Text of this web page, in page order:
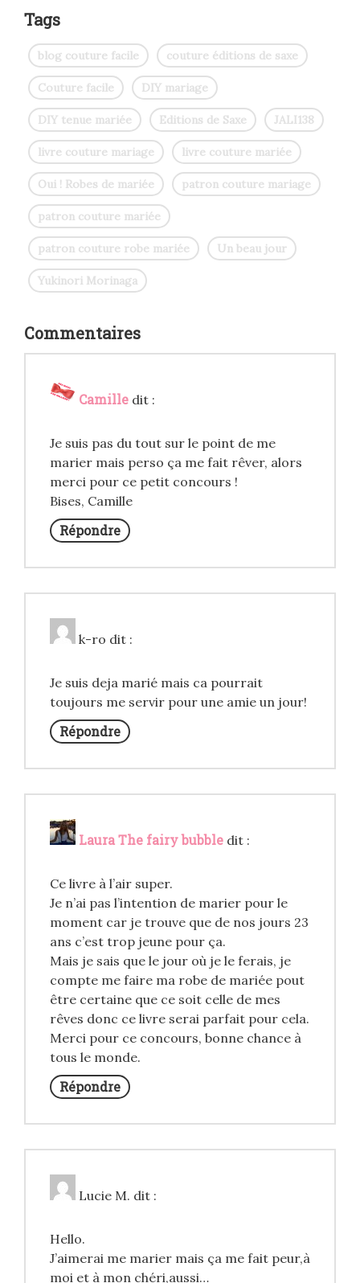
Tags
blog couture facile couture éditions de saxe
Couture facile DIY mariage
DIY tenue mariée Editions de Saxe JALI138
livre couture mariage livre couture mariée
Oui ! Robes de mariée patron couture mariage
patron couture mariée
patron couture robe mariée Un beau jour
Yukinori Morinaga
Commentaires
Camille dit :
Je suis pas du tout sur le point de me
marier mais perso ça me fait rêver, alors
merci pour ce petit concours !
Bises, Camille
Répondre
k-ro dit :
Je suis deja marié mais ca pourrait
toujours me servir pour une amie un jour!
Répondre
Laura The fairy bubble dit :
Ce livre à l’air super.
Je n’ai pas l’intention de marier pour le
moment car je trouve que de nos jours 23
ans c’est trop jeune pour ça.
Mais je sais que le jour où je le ferais, je
compte me faire ma robe de mariée pout
être certaine que ce soit celle de mes
rêves donc ce livre serai parfait pour cela.
Merci pour ce concours, bonne chance à
tous le monde.
Répondre
Lucie M. dit :
Hello.
J’aimerai me marier mais ça me fait peur,à
moi et à mon chéri,aussi…